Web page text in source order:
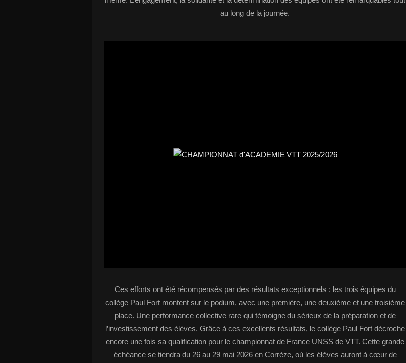
au long de la journée.
Ces efforts ont été récompensés par des résultats exceptionnels : les trois équipes du
collège Paul Fort montent sur le podium, avec une première, une deuxième et une troisième
place. Une performance collective rare qui témoigne du sérieux de la préparation et de
l’investissement des élèves. Grâce à ces excellents résultats, le collège Paul Fort décroche
encore une fois sa qualification pour le championnat de France UNSS de VTT. Cette grande
échéance se tiendra du 26 au 29 mai 2026 en Corrèze, où les élèves auront à cœur de